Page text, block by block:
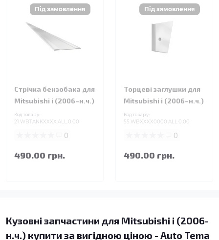
Стрічка бензобака для
Mitsubishi i (2006–н.ч.)
Код товару:
21.WBTANKXXXX.ALL.0.00
0
490.00 грн.
Торцеві заглушки для
Mitsubishi i (2006–н.ч.)
Код товару:
55.WBXXXX0000.ALL.0.00
0
490.00 грн.
Кузовні запчастини для Mitsubishi i (2006-
н.ч.) купити за вигідною ціною - Auto Tema